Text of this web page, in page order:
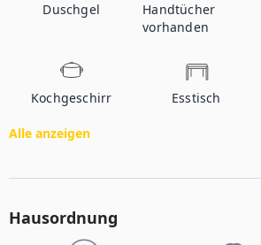
Duschgel
Handtücher
vorhanden
Kochgeschirr Esstisch
Alle anzeigen
Hausordnung